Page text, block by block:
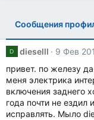
Сообщения
D dieselll
9 Фев
привет. по железу
меня электрика
включения заднего
года почти не ездил
исправлять. Мыло